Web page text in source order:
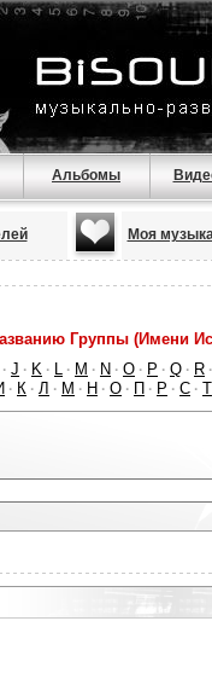
Альбомы
Моя
Группы (Имени
· J · K · L · M · N · O · P · Q · R ·
· К · Л · М · Н · О · П · Р · С · Т